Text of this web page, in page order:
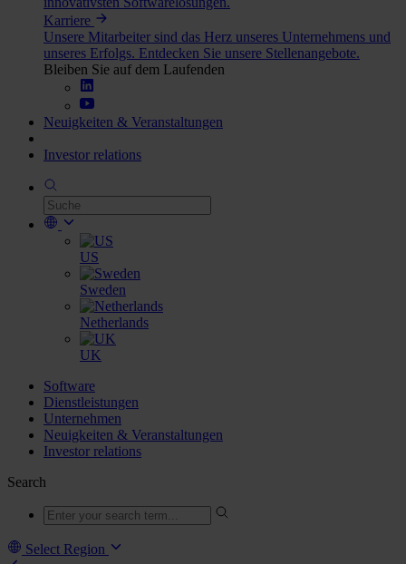
Karriere
Unsere Mitarbeiter sind das Herz unseres Unternehmens und
unseres Erfolgs. Entdecken Sie unsere Stellenangebote.
Bleiben Sie auf dem Laufenden
Neuigkeiten & Veranstaltungen
Investor relations
US
Sweden
Netherlands
UK
Software
Dienstleistungen
Unternehmen
Neuigkeiten & Veranstaltungen
Investor relations
Search
Select Region